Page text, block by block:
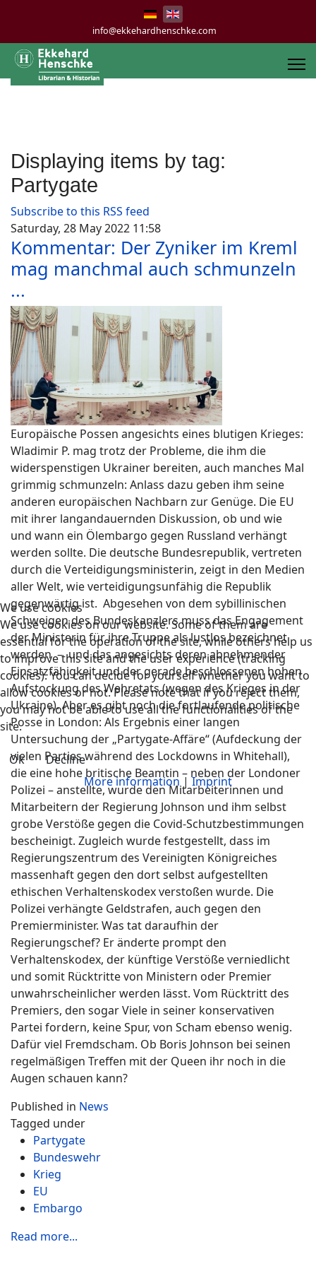
info@ekkehardhenschke.com
Displaying items by tag:
Partygate
Subscribe to this RSS feed
Saturday, 28 May 2022 11:58
Kommentar: Der Zyniker im Kreml
mag manchmal auch schmunzeln
...
Europäische Possen angesichts eines blutigen Krieges:
Wladimir P. mag trotz der Probleme, die ihm die
widerspenstigen Ukrainer bereiten, auch manches Mal
grimmig schmunzeln: Anlass dazu geben ihm seine
anderen europäischen Nachbarn zur Genüge. Die EU
mit ihrer langandauernden Diskussion, ob und wie
und wann ein Ölembargo gegen Russland verhängt
werden sollte. Die deutsche Bundesrepublik, vertreten
durch die Verteidigungsministerin, zeigt in den Medien
aller Welt, wie verteidigungsunfähig die Republik
gegenwärtig ist. Abgesehen von dem sybillinischen
Schweigen des Bundeskanzlers muss das Engagement
der Ministerin für ihre Truppe als lustlos bezeichnet
werden – und das angesichts deren abnehmender
Einsatzfähigkeit und der gerade beschlossenen hohen
Aufstockung des Wehretats (wegen des Krieges in der
Ukraine). Aber es gibt noch die fortlaufende politische
Posse in London: Als Ergebnis einer langen
Untersuchung der „Partygate-Affäre“ (Aufdeckung der
vielen Parties während des Lockdowns in Whitehall),
die eine hohe britische Beamtin – neben der Londoner
Polizei – anstellte, wurde den Mitarbeiterinnen und
Mitarbeitern der Regierung Johnson und ihm selbst
grobe Verstöße gegen die Covid-Schutzbestimmungen
bescheinigt. Zugleich wurde festgestellt, dass im
Regierungszentrum des Vereinigten Königreiches
massenhaft gegen den dort selbst aufgestellten
ethischen Verhaltenskodex verstoßen wurde. Die
Polizei verhängte Geldstrafen, auch gegen den
Premierminister. Was tat daraufhin der
Regierungschef? Er änderte prompt den
Verhaltenskodex, der künftige Verstöße verniedlicht
und somit Rücktritte von Ministern oder Premier
unwahrscheinlicher werden lässt. Vom Rücktritt des
Premiers, den sogar Viele in seiner konservativen
Partei fordern, keine Spur, von Scham ebenso wenig.
Dafür viel Fremdscham. Ob Boris Johnson bei seinen
regelmäßigen Treffen mit der Queen ihr noch in die
Augen schauen kann?
Published in News
Tagged under
Partygate
Bundeswehr
Krieg
EU
Embargo
Read more...
We use cookies
We use cookies on our website. Some of them are
essential for the operation of the site, while others help us
to improve this site and the user experience (tracking
cookies). You can decide for yourself whether you want to
allow cookies or not. Please note that if you reject them,
you may not be able to use all the functionalities of the
site.
Ok
Decline
More information |Imprint